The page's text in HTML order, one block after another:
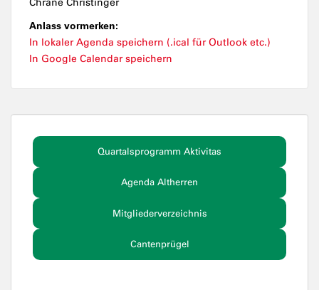
Chrane Christinger
Anlass vormerken:
In lokaler Agenda speichern (.ical für Outlook etc.)
In Google Calendar speichern
Quartalsprogramm Aktivitas
Agenda Altherren
Mitgliederverzeichnis
Cantenprügel